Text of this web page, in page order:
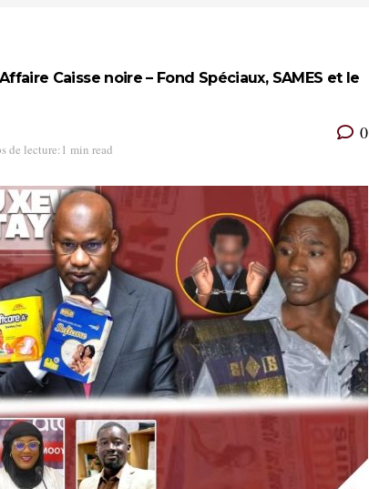
Caisse noire – Fond Spéciaux, SAMES et le
de lecture:1 min read
0